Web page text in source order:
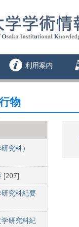
利用案内
物
究科）
[207]
究科紀要
研究科紀